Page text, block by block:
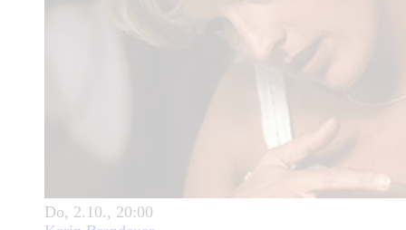
Do, 2.10., 20:00